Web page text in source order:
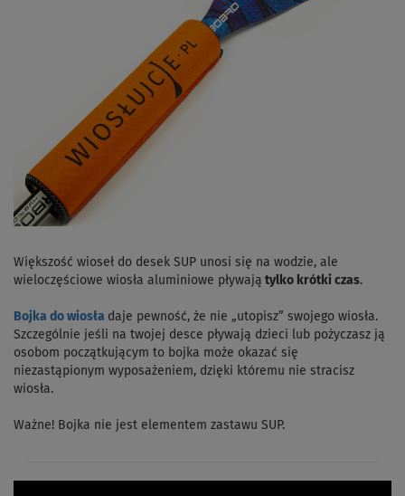
Większość wioseł do desek SUP unosi się na wodzie, ale
wieloczęściowe wiosła aluminiowe pływają tylko krótki czas.
Bojka do wiosła daje pewność, że nie „utopisz” swojego wiosła.
Szczególnie jeśli na twojej desce pływają dzieci lub pożyczasz ją
osobom początkującym to bojka może okazać się
niezastąpionym wyposażeniem, dzięki któremu nie stracisz
wiosła.
Ważne! Bojka nie jest elementem zastawu SUP.